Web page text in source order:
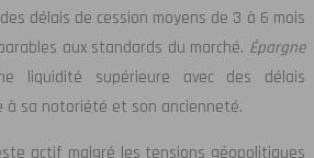
délais de cession moyens de 3 à 6 mois
aux standards du marché. Épargne
liquidité supérieure avec des délais
à sa notoriété et son ancienneté.
actif malgré les tensions géopolitiques